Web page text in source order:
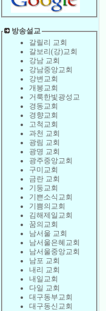
방송설교
갈릴리 교회
갈보리(강)교회
강남 교회
강남중앙교회
강변교회
개봉교회
거룩한빛광성교
경동교회
경향교회
고척교회
과천 교회
광림 교회
광명 교회
광주중앙교회
구미교회
금란 교회
기둥교회
기쁜소식교회
기쁨의교회
김해제일교회
꿈의교회
남서울 교회
남서울은혜교회
남서울중앙교회
남포 교회
내리 교회
내일교회
다일 교회
대구동부교회
대구동신교회